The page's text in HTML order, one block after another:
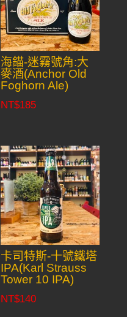
海錨-迷霧號角:大
麥酒(Anchor Old
Foghorn Ale)
NT$185
卡司特斯-十號鐵塔
IPA(Karl Strauss
Tower 10 IPA)
NT$140